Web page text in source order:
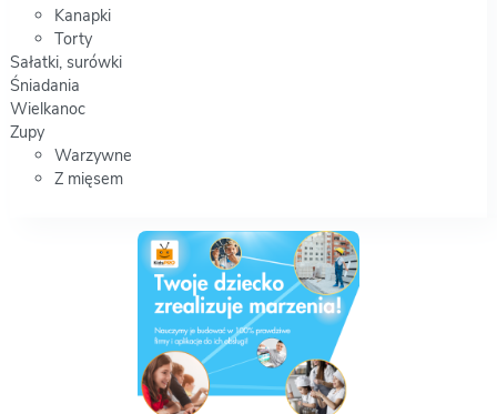
Kanapki
Torty
Sałatki, surówki
Śniadania
Wielkanoc
Zupy
Warzywne
Z mięsem